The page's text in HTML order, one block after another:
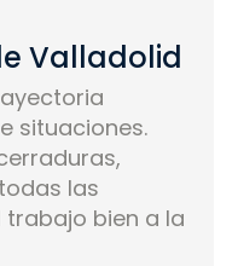
Valladolid
situaciones.
las
trabajo bien a la